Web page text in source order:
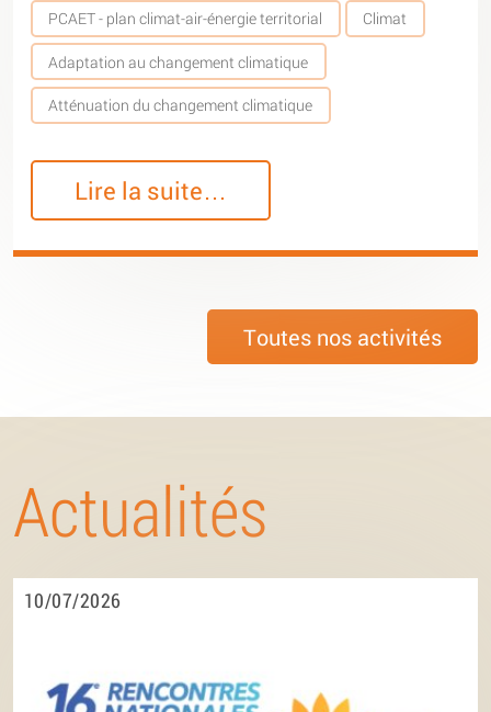
PCAET - plan climat-air-énergie territorial Climat
Adaptation au changement climatique
Atténuation du changement climatique
Lire la suite…
Toutes nos activités
Actualités
10/07/2026